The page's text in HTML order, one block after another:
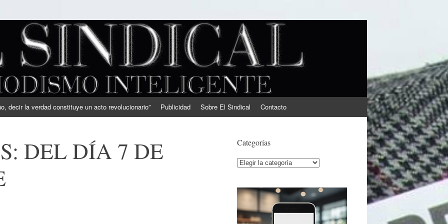
decir la verdad constituye un acto revolucionario” Publicidad Sobre El Sindical Contacto
DEL DÍA 7 DE
Categorías
Categorías